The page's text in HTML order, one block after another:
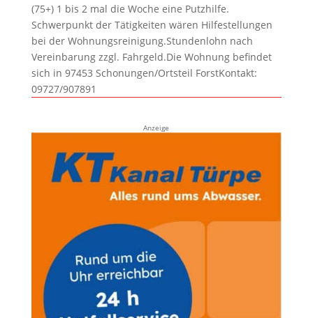
(75+) 1 bis 2 mal die Woche eine Putzhilfe.
Schwerpunkt der Tätigkeiten wären Hilfestellungen
bei der Wohnungsreinigung.Stundenlohn nach
Vereinbarung zzgl. Fahrgeld.Die Wohnung befindet
sich in 97453 Schonungen/Ortsteil ForstKontakt:
09727/907891
Anzeige